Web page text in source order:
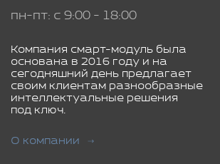
пн-пт: с 9:00 - 18:00
Компания смарт-модуль была
основана в 2016 году и на
сегодняшний день предлагает
своим клиентам разнообразные
интеллектуальные решения
под ключ.
О компании